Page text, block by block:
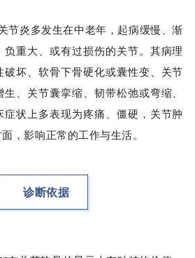
节炎多发生在中老年，起病缓慢、渐
重大、或有过损伤的关节。其病理
坏、软骨下骨硬化或囊性变、关节
、关节囊挛缩、韧带松弛或弯缩、
症状上多表现为疼痛、僵硬，关节肿
，影响正常的工作与生活。
诊断依据